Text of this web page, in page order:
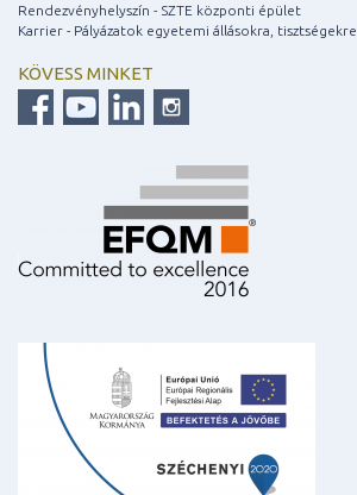
Rendezvényhelyszín - SZTE központi épület
Karrier - Pályázatok egyetemi állásokra, tisztségekre
KÖVESS MINKET